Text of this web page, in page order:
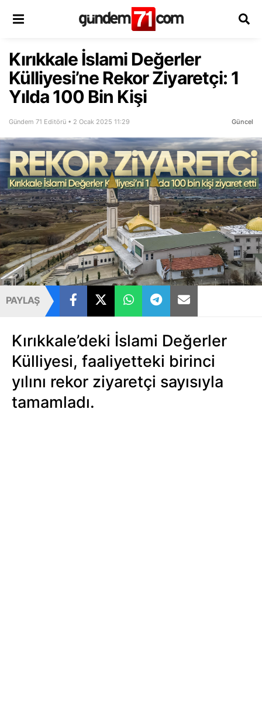
Kırıkkale İslami Değerler
Külliyesi’ne Rekor Ziyaretçi: 1
Yılda 100 Bin Kişi
Gündem 71 Editörü • 2 Ocak 2025 11:29 Güncel
PAYLAŞ
Kırıkkale’deki İslami Değerler
Külliyesi, faaliyetteki birinci
yılını rekor ziyaretçi sayısıyla
tamamladı.